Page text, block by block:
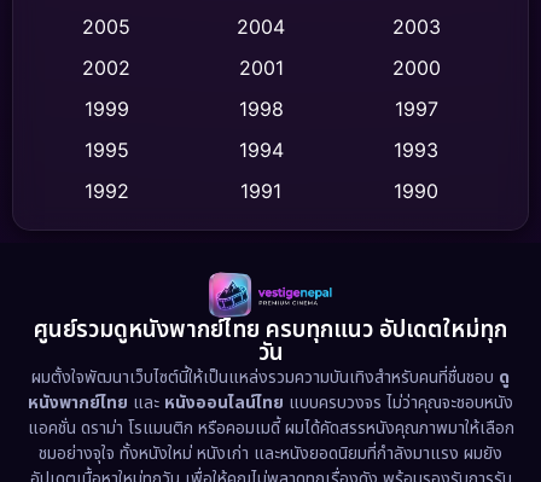
Cult Film
Dance เต้น (10)
Detective สืบสวน (75)
Disaster (13)
Disney+ (5)
Documentary สารคดี (93)
2005
2004
2003
2002
2001
2000
1999
1998
1997
1995
1994
1993
1992
1991
1990
1989
1988
1986
1983
1978
1974
1962
ศูนย์รวมดูหนังพากย์ไทย ครบทุกแนว อัปเดตใหม่ทุก
วัน
ผมตั้งใจพัฒนาเว็บไซต์นี้ให้เป็นแหล่งรวมความบันเทิงสำหรับคนที่ชื่นชอบ ดู
หนังพากย์ไทย และ หนังออนไลน์ไทย แบบครบวงจร ไม่ว่าคุณจะชอบหนัง
แอคชั่น ดราม่า โรแมนติก หรือคอมเมดี้ ผมได้คัดสรรหนังคุณภาพมาให้เลือก
ชมอย่างจุใจ ทั้งหนังใหม่ หนังเก่า และหนังยอดนิยมที่กำลังมาแรง ผมยัง